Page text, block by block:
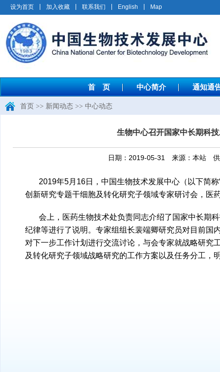
设为首页 加入收藏 联系我们 English Map
首 页 中心简介 通知通
首页 >> 新闻动态 >> 中心动态
生物中心召开国家中长期科
日期：2019-05-31 来源：本站
2019年5月16日，中国生物技术发展中心（以下简
创新研究专题干细胞及转化研究子领域专家研讨会，医
会上，医药生物技术处负责同志介绍了国家中长期
纪律等进行了说明。专家组组长裴端卿研究员对目前国
对下一步工作计划进行交流讨论，与会专家就战略研究
及转化研究子领域战略研究的工作方案以及任务分工